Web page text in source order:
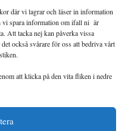
där vi lagrar och läser in information
vi spara information om ifall ni är
Att tacka nej kan påverka vissa
också svårare för oss att bedriva vårt
att klicka på den vita fliken i nedre
med bred bevakning av
globalt och med fokus på
till ett hållbart samhälle går
alla människor, minskade
utrymme för allt levande att